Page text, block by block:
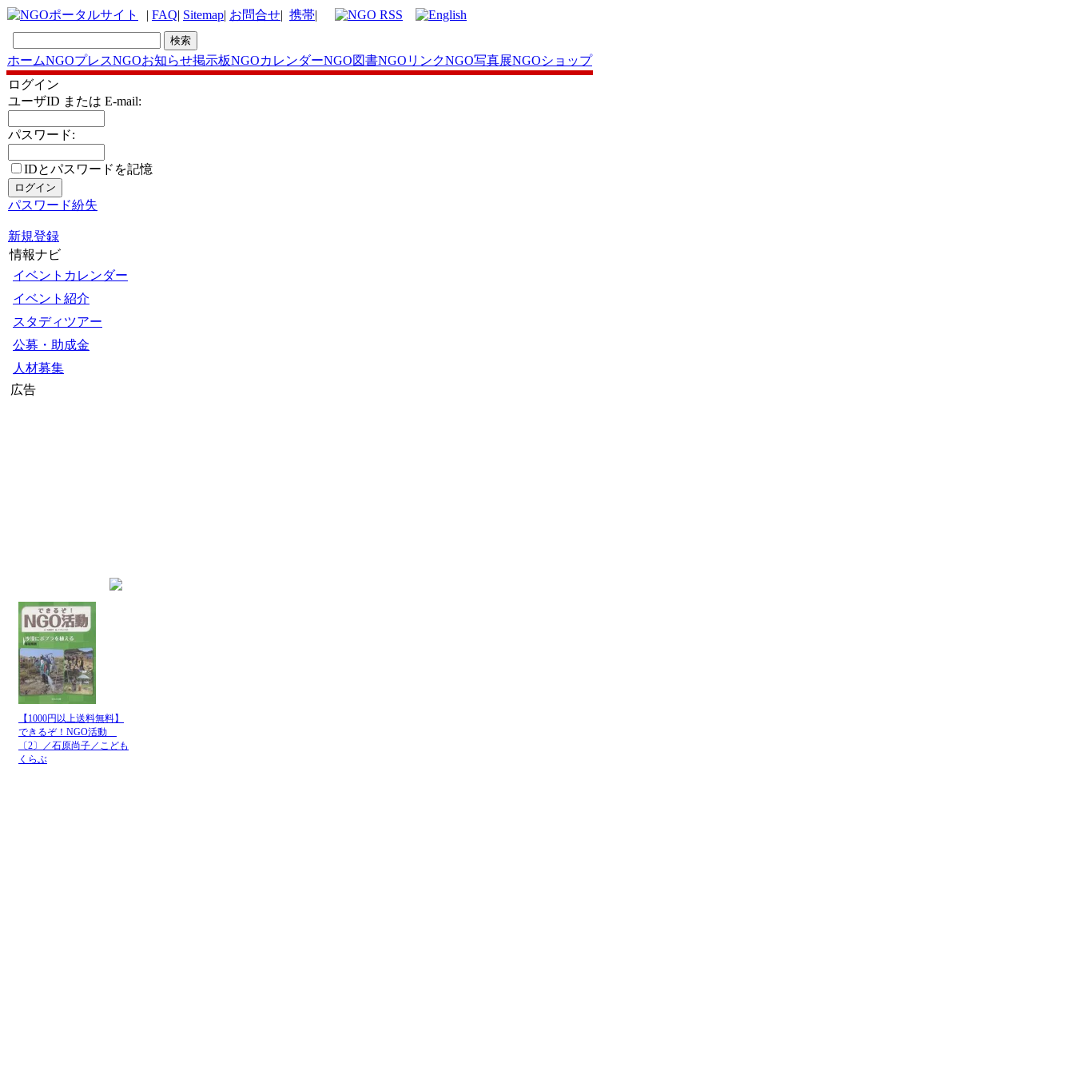
| FAQ| Sitemap| お問合せ| 携帯|
ホームNGOプレスNGOお知らせ掲示板NGOカレンダーNGO図書NGOリンクNGO写真展NGOショップ
ログイン
ユーザID または E-mail:
パスワード:
IDとパスワードを記憶
パスワード紛失
新規登録
情報ナビ
イベントカレンダー
イベント紹介
スタディツアー
公募・助成金
人材募集
広告
【1000円以上送料無料】
できるぞ！NGO活動
〔2〕／石原尚子／こども
くらぶ